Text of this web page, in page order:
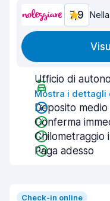
7,9
Ufficio di
Mostra i dettagli
Deposito medio
Conferma
Chilometraggio
Paga adesso
Check-in online